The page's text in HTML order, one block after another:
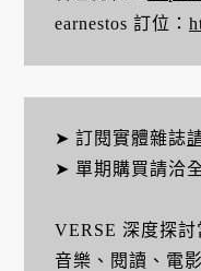
earnestos 訂位：
➤ 訂閱實體雜誌
➤ 單期購買請洽
VERSE 深度探
音樂、閱讀、電